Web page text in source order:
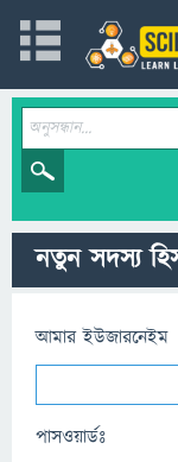
নতুন সদস্য
আমার ইউজারনেইম
পাসওয়ার্ডঃ